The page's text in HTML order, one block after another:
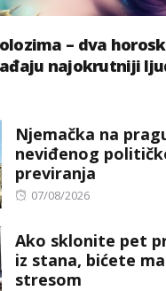
– dva
najokrutniji
Njemačka na
neviđenog
previranja
Posted
07/08/2026
Ako sklonite pet
iz stana, bićete
stresom